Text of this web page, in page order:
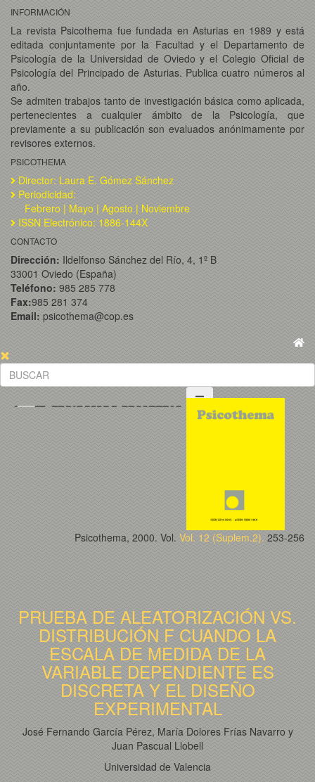
INFORMACIÓN
La revista Psicothema fue fundada en Asturias en 1989 y está
editada conjuntamente por la Facultad y el Departamento de
Psicología de la Universidad de Oviedo y el Colegio Oficial de
Psicología del Principado de Asturias. Publica cuatro números al
año.
Se admiten trabajos tanto de investigación básica como aplicada,
pertenecientes a cualquier ámbito de la Psicología, que
previamente a su publicación son evaluados anónimamente por
revisores externos.
PSICOTHEMA
Director: Laura E. Gómez Sánchez
Periodicidad:
Febrero | Mayo | Agosto | Noviembre
ISSN Electrónico: 1886-144X
CONTACTO
Dirección: Ildelfonso Sánchez del Río, 4, 1º B
33001 Oviedo (España)
Teléfono: 985 285 778
Fax:985 281 374
Email: psicothema@cop.es
Psicothema, 2000. Vol. Vol. 12 (Suplem.2). 253-256
PRUEBA DE ALEATORIZACIÓN VS.
DISTRIBUCIÓN F CUANDO LA
ESCALA DE MEDIDA DE LA
VARIABLE DEPENDIENTE ES
DISCRETA Y EL DISEÑO
EXPERIMENTAL
José Fernando García Pérez, María Dolores Frías Navarro y
Juan Pascual Llobell
Universidad de Valencia